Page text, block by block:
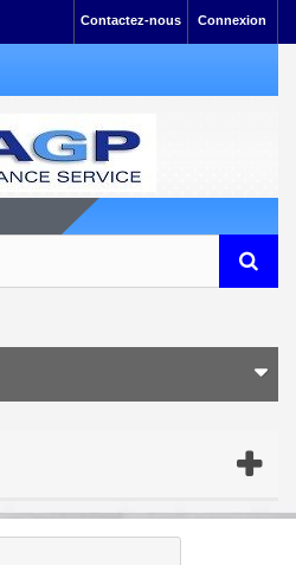
Connexion
Contactez-nous